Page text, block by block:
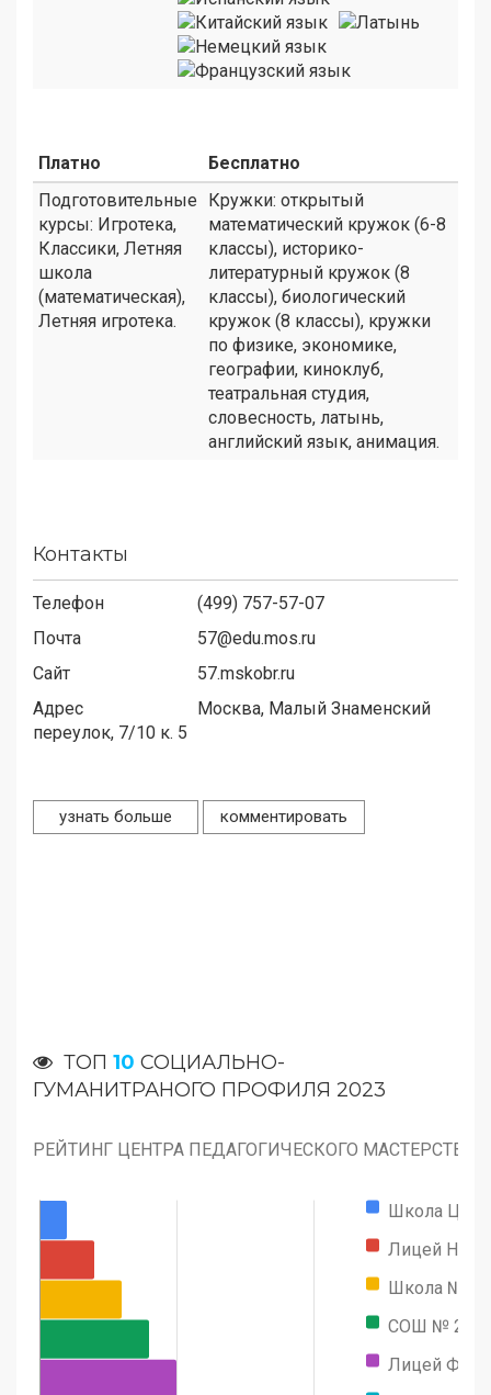
Платно
Бесплатно
Подготовительные
курсы: Игротека,
Классики, Летняя
школа
(математическая),
Летняя игротека.
Кружки: открытый
математический кружок (6-8
классы), историко-
литературный кружок (8
классы), биологический
кружок (8 классы), кружки
по физике, экономике,
географии, киноклуб,
театральная студия,
словесность, латынь,
английский язык, анимация.
Контакты
Телефон
(499) 757-57-07
Почта
57@edu.mos.ru
Сайт
57.mskobr.ru
Адрес
Москва, Малый Знаменский
переулок, 7/10 к. 5
узнать больше комментировать
ТОП 10 СОЦИАЛЬНО-
ГУМАНИТРАНОГО ПРОФИЛЯ 2023
РЕЙТИНГ ЦЕНТРА ПЕДАГОГИЧЕСКОГО МАСТЕРСТВА
Школа ЦПМ
Лицей НИУ
Школа №
СОШ №
Лицей ФУ